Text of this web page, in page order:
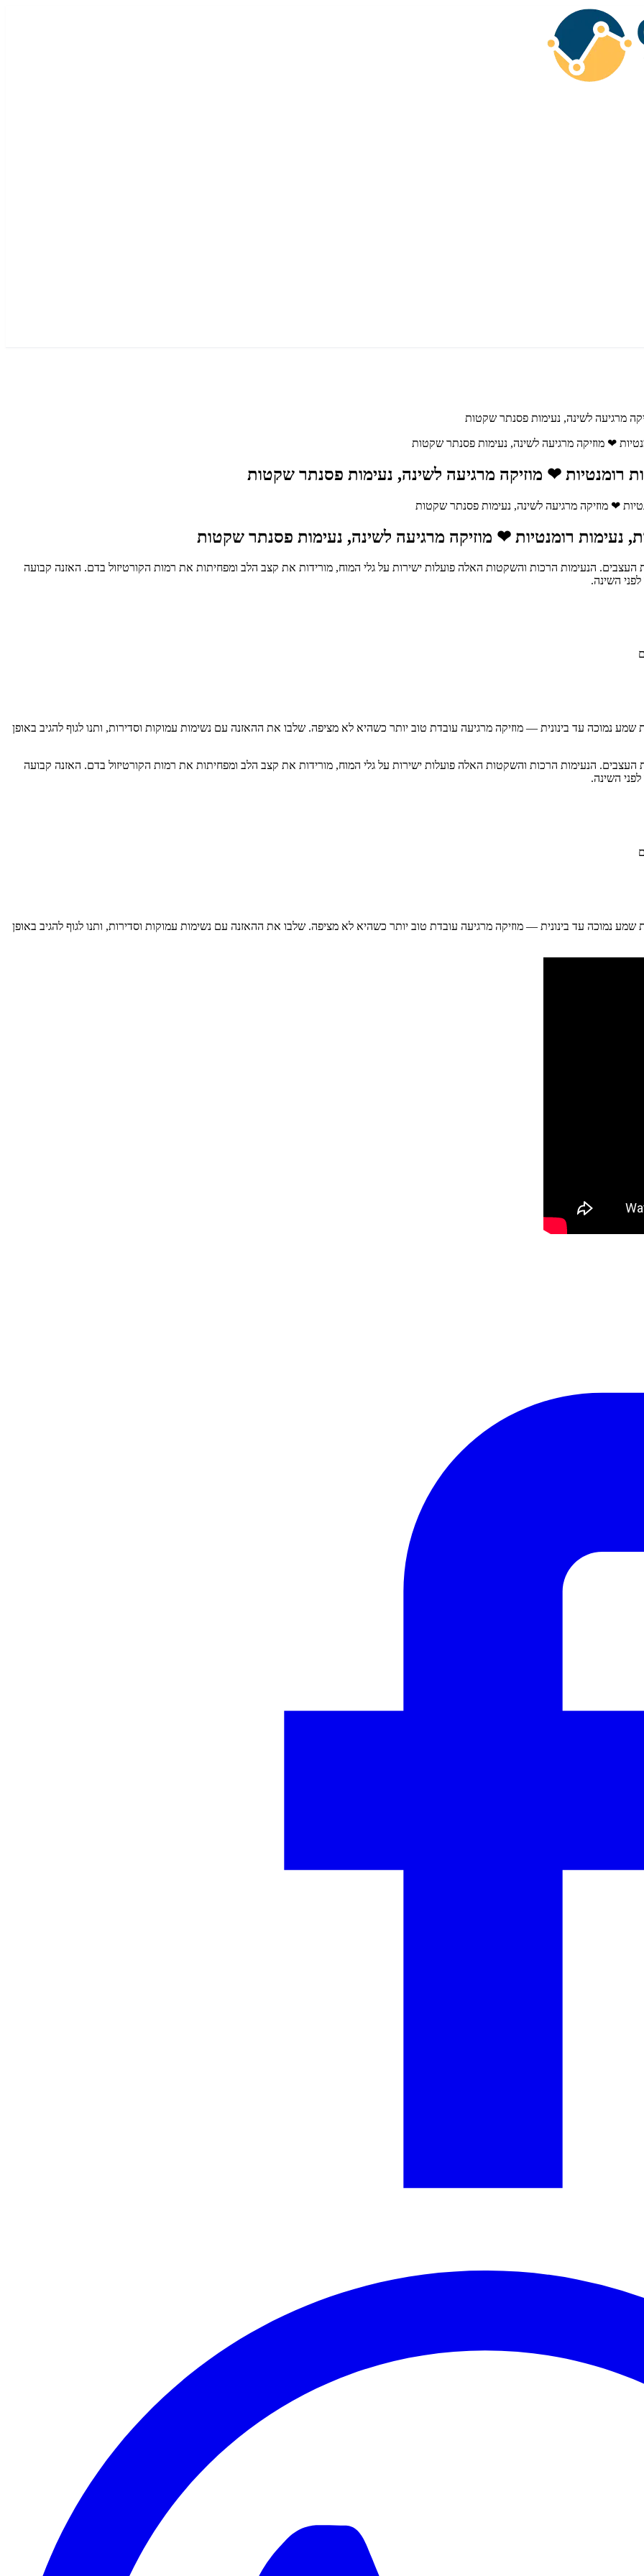
מרגיעה לשינה, נעימות פסנתר שקטות
❤ מוזיקה מרגיעה לשינה, נעימות פסנתר שקטות
רומנטיות ❤ מוזיקה מרגיעה לשינה, נעימות פסנתר שקטות
נעימות רומנטיות ❤ מוזיקה מרגיעה לשינה, נעימות פסנתר שקטות
העצבים. הנעימות הרכות והשקטות האלה פועלות ישירות על גלי המוח, מורידות את קצב הלב ומפחיתות את רמות הקורטיזול בדם. האזנה קבועה
השינה.
נמוכה עד בינונית — מוזיקה מרגיעה עובדת טוב יותר כשהיא לא מציפה. שלבו את ההאזנה עם נשימות עמוקות וסדירות, ותנו לגוף להגיב באופן
העצבים. הנעימות הרכות והשקטות האלה פועלות ישירות על גלי המוח, מורידות את קצב הלב ומפחיתות את רמות הקורטיזול בדם. האזנה קבועה
השינה.
נמוכה עד בינונית — מוזיקה מרגיעה עובדת טוב יותר כשהיא לא מציפה. שלבו את ההאזנה עם נשימות עמוקות וסדירות, ותנו לגוף להגיב באופן